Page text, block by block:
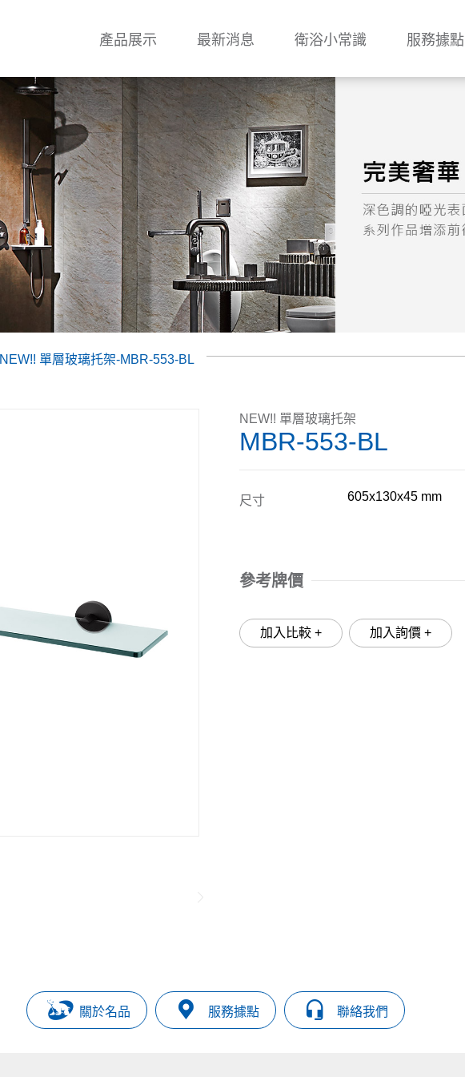
產品展示 最新消息 衛浴小常識 服務據點
NEW!! 單層玻璃托架-MBR-553-BL
NEW!! 單層玻璃托架
MBR-553-BL
尺寸 605x130x45 mm
參考牌價
加入比較 + 加入詢價 +
關於名品 服務據點 聯絡我們